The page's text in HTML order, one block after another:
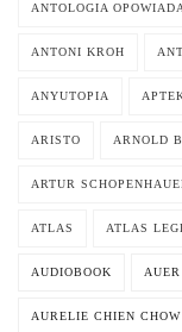
ANTOLOGIA
ANTONI KROH
ANYUTOPIA
ARISTO ARNOLD
ARTUR
ATLAS ATLAS
AUDIOBOOK
AURELIE CHIEN